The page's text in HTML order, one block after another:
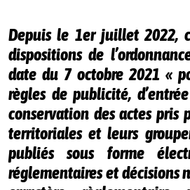
Depuis le 1er juillet 2022,
dispositions de
date du 7 octobre 2021 «
règles de publicité,
conservation des actes pris
territoriales et leurs
publiés sous forme
réglementaires et décisions